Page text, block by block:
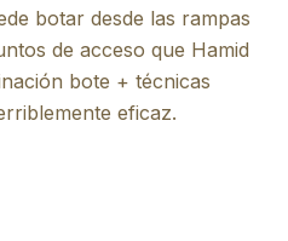
botar desde las rampas
de acceso que Hamid
bote + técnicas
eficaz.